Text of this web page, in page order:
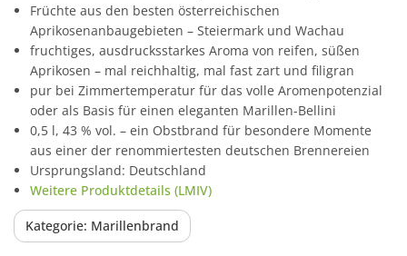
Früchte aus den besten österreichischen
Aprikosenanbaugebieten – Steiermark und Wachau
fruchtiges, ausdrucksstarkes Aroma von reifen, süßen
Aprikosen – mal reichhaltig, mal fast zart und filigran
pur bei Zimmertemperatur für das volle Aromenpotenzial
oder als Basis für einen eleganten Marillen-Bellini
0,5 l, 43 % vol. – ein Obstbrand für besondere Momente
aus einer der renommiertesten deutschen Brennereien
Ursprungsland: Deutschland
Weitere Produktdetails (LMIV)
Kategorie: Marillenbrand